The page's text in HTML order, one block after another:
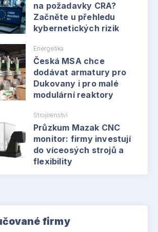
na požadavky CRA?
Začněte u přehledu
kybernetických rizik
Energetika
Česká MSA chce
dodávat armatury pro
Dukovany i pro malé
modulární reaktory
Strojírenství
Průzkum Mazak CNC
monitor: firmy investují
do víceosých strojů a
flexibility
firmy